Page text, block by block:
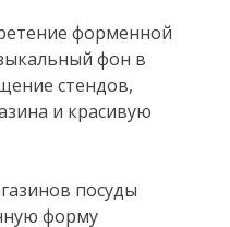
форменной
фон в
стендов,
и красивую
посуды
форму